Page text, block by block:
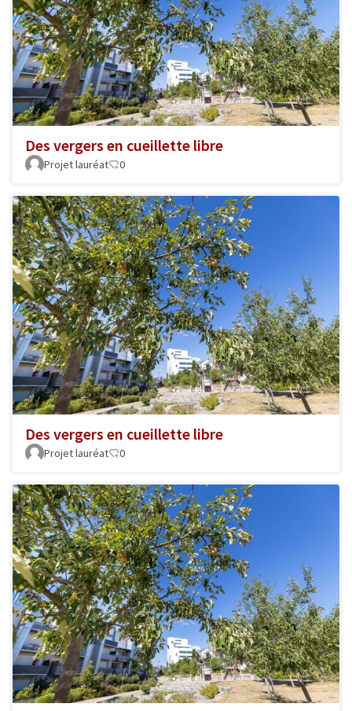
Des vergers en cueillette libre
Projet lauréat 0
Des vergers en cueillette libre
Projet lauréat 0